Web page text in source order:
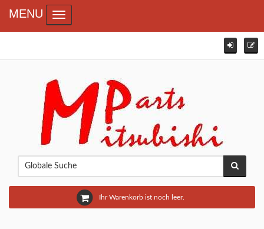
Ihr Warenkorb ist noch leer.
MENU Toggle navigation